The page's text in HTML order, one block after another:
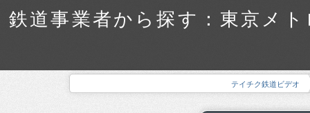
鉄道事業者から探す：東京メ
テイチク鉄道ビデオ